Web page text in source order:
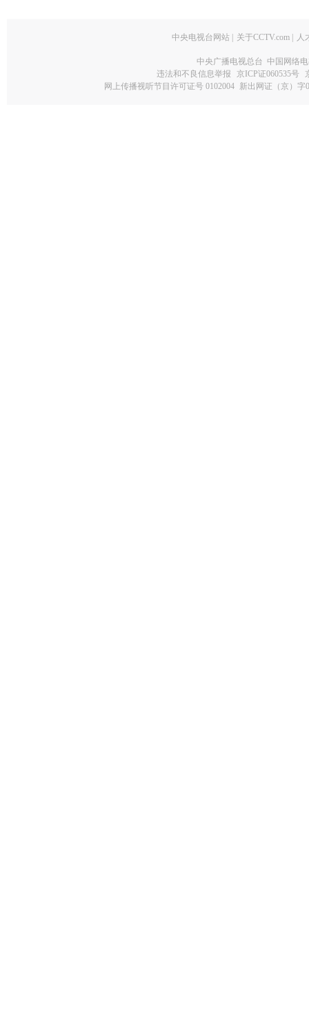
中央电视台网站 关于CCTV.com 人
中央广播电视总台 中国网络
违法和不良信息举报
京ICP证060535号
网上传播视听节目许可证号 0102004 新出网证（京）